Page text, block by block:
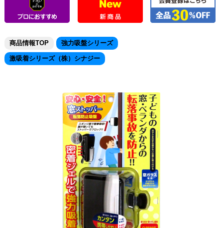
商品情報TOP 強力吸盤シリーズ
激吸着シリーズ（株）シナジー